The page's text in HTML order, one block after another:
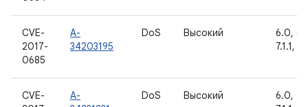
CVE-
2017-
0685
A-
34203195
DoS Высокий
6.0,
7.1.1,
CVE-
A-
DoS Высокий
6.0,